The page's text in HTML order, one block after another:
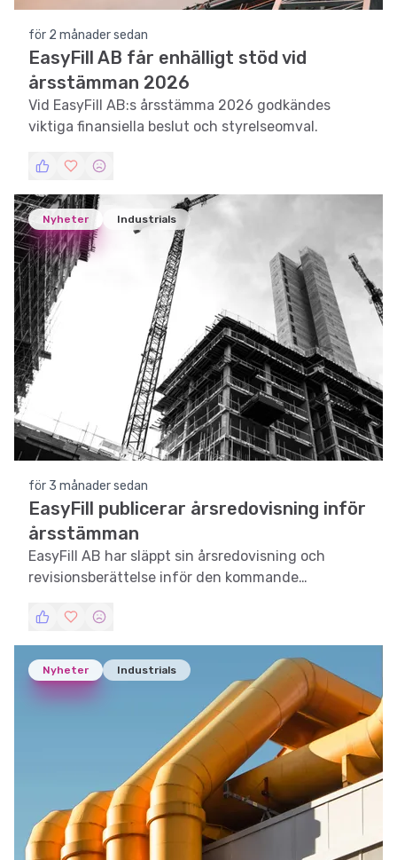
för 2 månader sedan
EasyFill AB får enhälligt stöd vid
årsstämman 2026
Vid EasyFill AB:s årsstämma 2026 godkändes
viktiga finansiella beslut och styrelseomval.
Nyheter Industrials
för 3 månader sedan
EasyFill publicerar årsredovisning inför
årsstämman
EasyFill AB har släppt sin årsredovisning och
revisionsberättelse inför den kommande
Nyheter Industrials